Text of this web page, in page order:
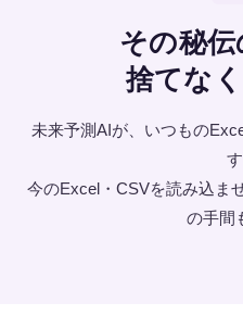
その秘伝
捨てな
未来予測AIが、いつもの
す
今のExcel・CSVを読み込ま
の手間